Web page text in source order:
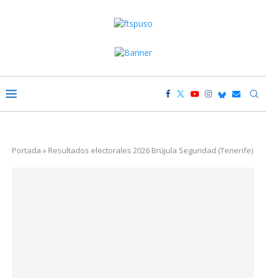
Portada » Resultados electorales 2026 Brújula Seguridad (Tenerife)